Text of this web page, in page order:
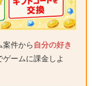
案件から 自分の好き
ームに課金しよ